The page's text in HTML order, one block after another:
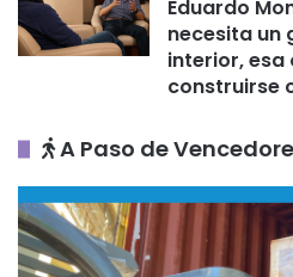
Eduardo
necesita un
interior,
construirse
A Paso de